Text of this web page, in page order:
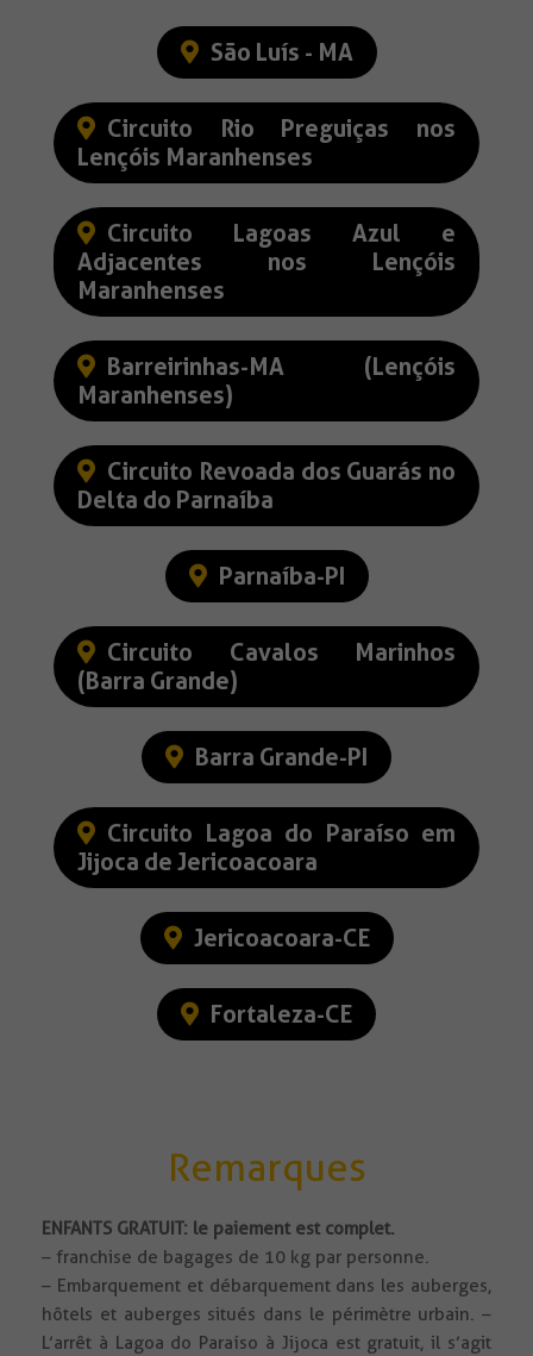
São Luís - MA
Circuito Rio Preguiças nos
Lençóis Maranhenses
Circuito Lagoas Azul e
Adjacentes nos Lençóis
Maranhenses
Barreirinhas-MA (Lençóis
Maranhenses)
Circuito Revoada dos Guarás no
Delta do Parnaíba
Parnaíba-PI
Circuito Cavalos Marinhos
(Barra Grande)
Barra Grande-PI
Circuito Lagoa do Paraíso em
Jijoca de Jericoacoara
Jericoacoara-CE
Fortaleza-CE
Remarques
ENFANTS GRATUIT: le paiement est complet.
– franchise de bagages de 10 kg par personne.
– Embarquement et débarquement dans les auberges,
hôtels et auberges situés dans le périmètre urbain. –
L’arrêt à Lagoa do Paraíso à Jijoca est gratuit, il s’agit